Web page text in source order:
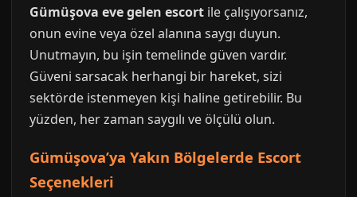
Gümüşova eve gelen escort ile çalışıyorsanız,
onun evine veya özel alanına saygı duyun.
Unutmayın, bu işin temelinde güven vardır.
Güveni sarsacak herhangi bir hareket, sizi
sektörde istenmeyen kişi haline getirebilir. Bu
yüzden, her zaman saygılı ve ölçülü olun.
Gümüşova’ya Yakın Bölgelerde Escort
Seçenekleri